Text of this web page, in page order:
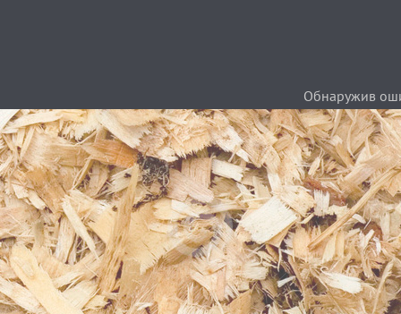
Обнаружив